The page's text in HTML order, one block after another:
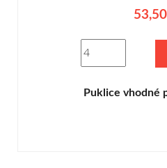
Puklice vhodné